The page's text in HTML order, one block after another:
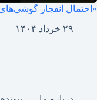
«احتمال انفجار
۲۹ خرداد ۱۴۰۴